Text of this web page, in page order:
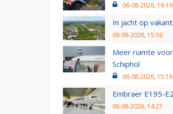
06-08-2026, 16:19
In jacht op
06-08-2026, 15:56
Meer ruimte
Schiphol
06-08-2026, 15:16
Embraer E195-
06-08-2026, 14:27